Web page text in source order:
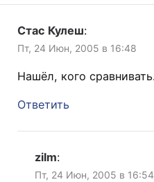
Стас Кулеш:
Пт, 24 Июн, 2005 в 16:48
Нашёл, кого
Ответить
zilm:
Пт, 24 Июн, 2005 в 16:54